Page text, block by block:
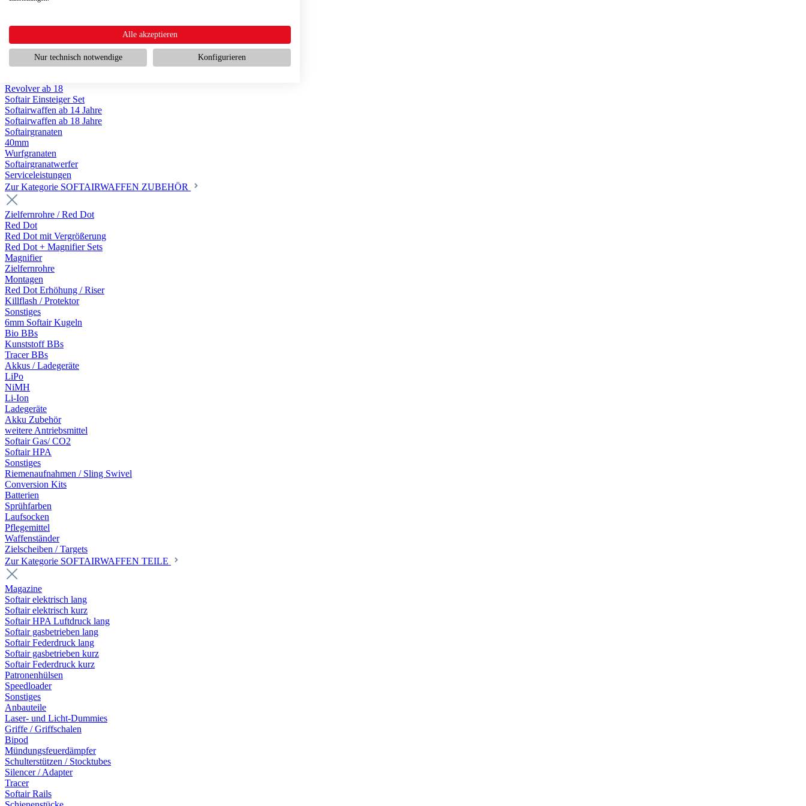
Scharfschützengewehr ab 18
Softair Pistolen
Softair Pistolen elektrisch ab 14
Softair Pistolen Federdruck ab 14
Softair Pistolen HPA Luftdruck ab 18
Revolver ab 18
Softair Einsteiger Set
Softairwaffen ab 14 Jahre
Softairwaffen ab 18 Jahre
Softairgranaten
40mm
Wurfgranaten
Softairgranatwerfer
Serviceleistungen
Zur Kategorie SOFTAIRWAFFEN ZUBEHÖR
Zielfernrohre / Red Dot
Red Dot
Red Dot mit Vergrößerung
Red Dot + Magnifier Sets
Magnifier
Zielfernrohre
Montagen
Red Dot Erhöhung / Riser
Killflash / Protektor
Sonstiges
6mm Softair Kugeln
Bio BBs
Kunststoff BBs
Tracer BBs
Akkus / Ladegeräte
LiPo
NiMH
Li-Ion
Ladegeräte
Akku Zubehör
weitere Antriebsmittel
Softair Gas/ CO2
Softair HPA
Sonstiges
Riemenaufnahmen / Sling Swivel
Conversion Kits
Batterien
Sprühfarben
Laufsocken
Pflegemittel
Waffenständer
Zielscheiben / Targets
Zur Kategorie SOFTAIRWAFFEN TEILE
Magazine
Softair elektrisch lang
Softair elektrisch kurz
Softair HPA Luftdruck lang
Softair gasbetrieben lang
Softair Federdruck lang
Softair gasbetrieben kurz
Softair Federdruck kurz
Patronenhülsen
Speedloader
Sonstiges
Anbauteile
Laser- und Licht-Dummies
Griffe / Griffschalen
Bipod
Mündungsfeuerdämpfer
Schulterstützen / Stocktubes
Silencer / Adapter
Tracer
Softair Rails
Alle akzeptieren
Nur technisch notwendige Konfigurieren